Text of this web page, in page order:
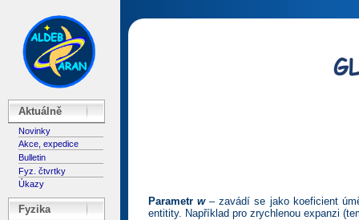
Aktuálně
Novinky
Akce, expedice
Bulletin
Fyz. čtvrtky
Úkazy
Fyzika
Parametrw– zavádí se jako koeficient
entitity. Například pro zrychlenou expanzi